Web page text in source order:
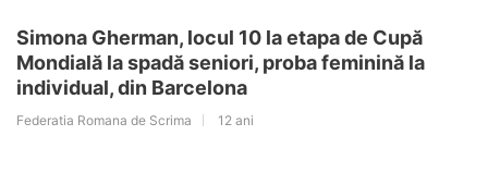
Simona Gherman, locul 10 la etapa de Cupă
Mondială la spadă seniori, proba feminină la
individual, din Barcelona
Federatia Romana de Scrima 12 ani